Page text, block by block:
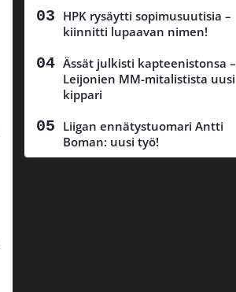
HPK rysäytti sopimusuutisia –
kiinnitti lupaavan nimen!
Ässät julkisti kapteenistonsa –
Leijonien MM-mitalistista uusi
kippari
Liigan ennätystuomari Antti
Boman: uusi työ!